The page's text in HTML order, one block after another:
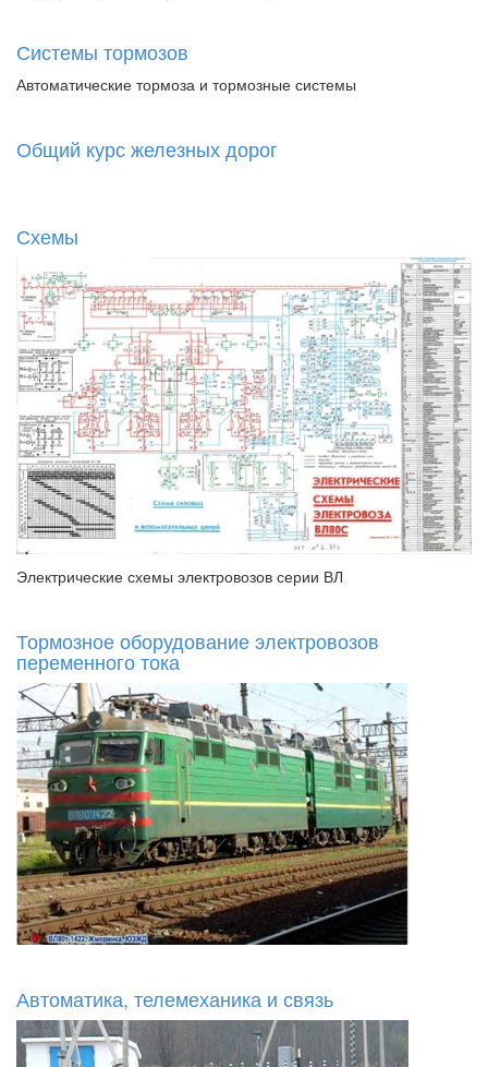
Системы тормозов
Автоматические тормоза и тормозные системы
Общий курс железных дорог
Схемы
Электрические схемы электровозов серии ВЛ
Тормозное оборудование электровозов
переменного тока
Автоматика, телемеханика и связь